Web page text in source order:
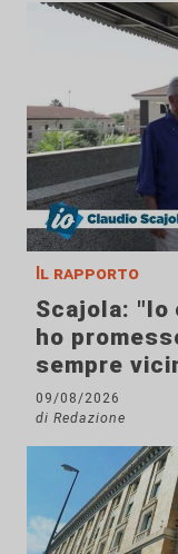
Il rapporto
Scajola: "Io
ho
sempre
09/08/2026
di Redazione